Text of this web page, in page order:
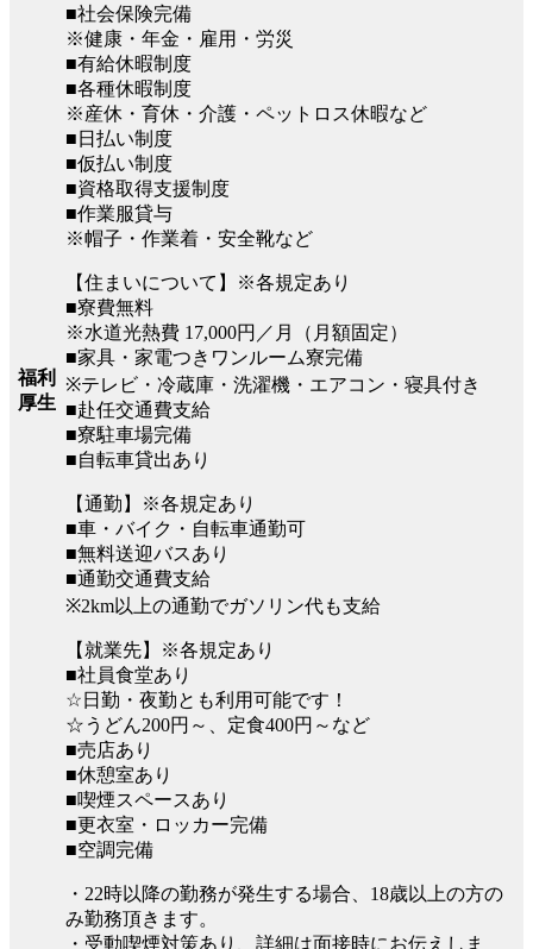
福利
厚生
■社会保険完備
※健康・年金・雇用・労災
■有給休暇制度
■各種休暇制度
※産休・育休・介護・ペットロス休暇など
■日払い制度
■仮払い制度
■資格取得支援制度
■作業服貸与
※帽子・作業着・安全靴など
【住まいについて】※各規定あり
■寮費無料
※水道光熱費 17,000円／月（月額固定）
■家具・家電つきワンルーム寮完備
※テレビ・冷蔵庫・洗濯機・エアコン・寝具付き
■赴任交通費支給
■寮駐車場完備
■自転車貸出あり
【通勤】※各規定あり
■車・バイク・自転車通勤可
■無料送迎バスあり
■通勤交通費支給
※2km以上の通勤でガソリン代も支給
【就業先】※各規定あり
■社員食堂あり
☆日勤・夜勤とも利用可能です！
☆うどん200円～、定食400円～など
■売店あり
■休憩室あり
■喫煙スペースあり
■更衣室・ロッカー完備
■空調完備
・22時以降の勤務が発生する場合、18歳以上の方の
み勤務頂きます。
・受動喫煙対策あり、詳細は面接時にお伝えしま